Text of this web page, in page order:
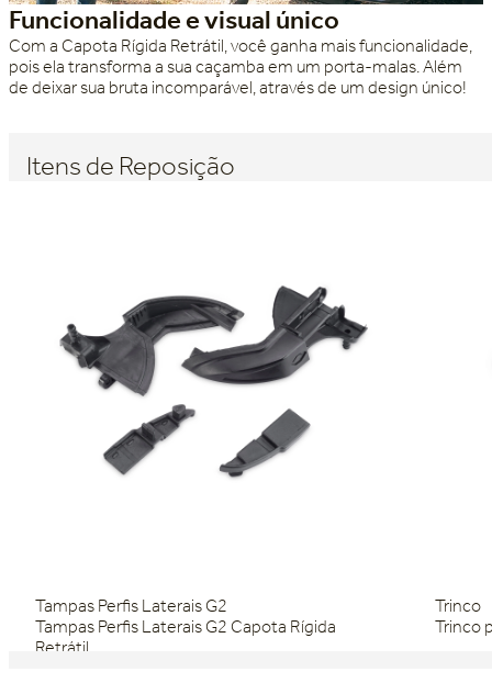
Funcionalidade e visual único
Com a Capota Rígida Retrátil, você ganha mais funcionalidade,
pois ela transforma a sua caçamba em um porta-malas. Além
de deixar sua bruta incomparável, através de um design único!
Itens de Reposição
Tampas Perfis Laterais G2
Tampas Perfis Laterais G2 Capota Rígida
Retrátil
Trinco
Trinco